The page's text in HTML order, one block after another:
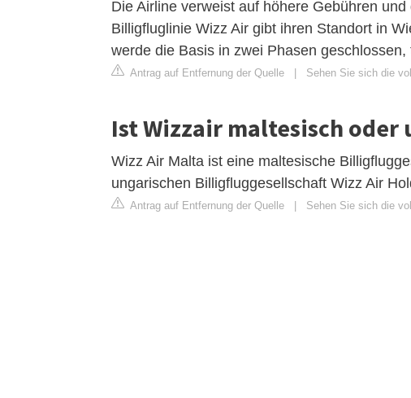
Die Airline verweist auf höhere Gebühren
Billigfluglinie Wizz Air gibt ihren Standort in
werde die Basis in zwei Phasen
Antrag auf Entfernung der Quelle Sehen Sie sich die
Ist Wizzair maltesisch oder
Wizz Air Malta ist eine maltesische
ungarischen Billigfluggesellschaft Wizz Air
Antrag auf Entfernung der Quelle Sehen Sie sich die